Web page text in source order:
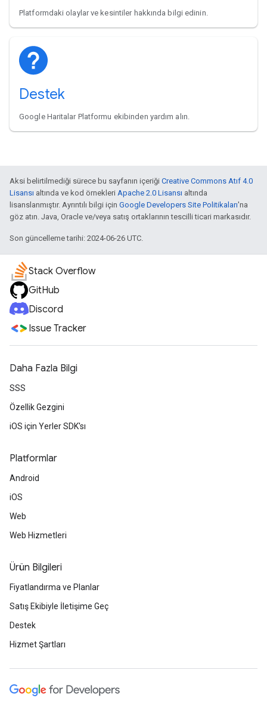
Platformdaki olaylar ve kesintiler hakkında bilgi edinin.
Destek
Google Haritalar Platformu ekibinden yardım alın.
Aksi belirtilmediği sürece bu sayfanın içeriği Creative Commons Atıf 4.0
Lisansı altında ve kod örnekleri Apache 2.0 Lisansı altında
lisanslanmıştır. Ayrıntılı bilgi için Google Developers Site Politikaları'na
göz atın. Java, Oracle ve/veya satış ortaklarının tescilli ticari markasıdır.
Son güncelleme tarihi: 2024-06-26 UTC.
Stack Overflow
GitHub
Discord
Issue Tracker
Daha Fazla Bilgi
SSS
Özellik Gezgini
iOS için Yerler SDK'sı
Platformlar
Android
iOS
Web
Web Hizmetleri
Ürün Bilgileri
Fiyatlandırma ve Planlar
Satış Ekibiyle İletişime Geç
Destek
Hizmet Şartları